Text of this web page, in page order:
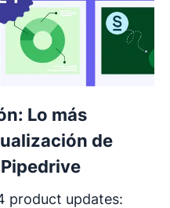
Lo más
de
product updates: